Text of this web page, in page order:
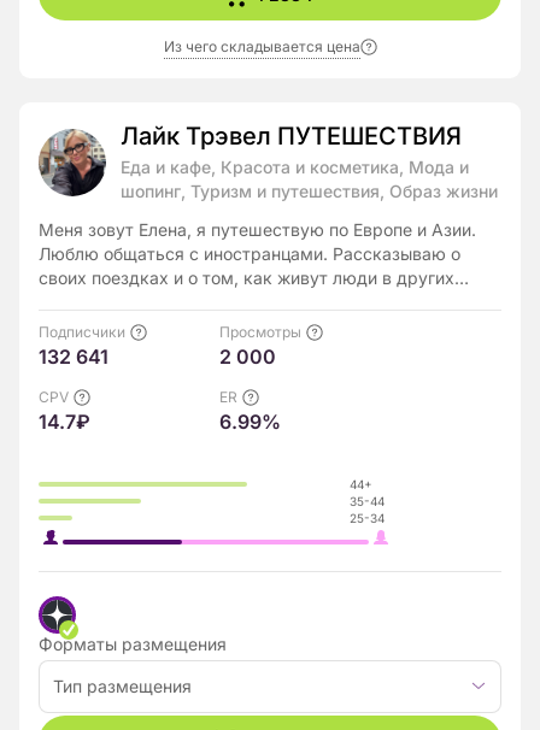
Из чего складывается цена
Лайк Трэвел ПУТЕШЕСТВИЯ
Еда и кафе, Красота и косметика, Мода и
шопинг, Туризм и путешествия, Образ жизни
Меня зовут Елена, я путешествую по Европе и Азии.
Люблю общаться с иностранцами. Рассказываю о
своих поездках и о том, как живут люди в других
44+
35-44
25-34
Подписчики
132 641
Просмотры
2 000
CPV
14.7₽
ER
6.99%
Форматы размещения
Тип размещения